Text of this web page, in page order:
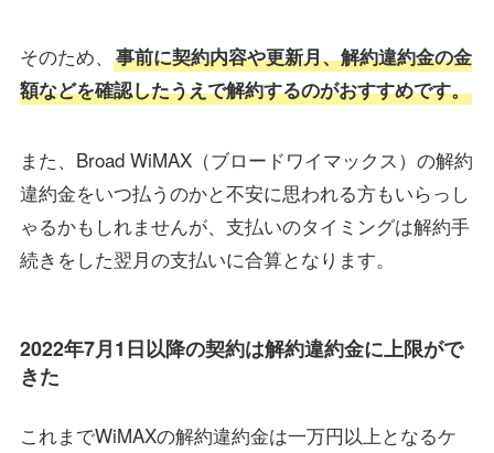
そのため、
事前に契約内容や更新月、解約違約金の金
額などを確認したうえで解約するのがおすすめです。
また、Broad WiMAX（ブロードワイマックス）の解約
違約金をいつ払うのかと不安に思われる方もいらっし
ゃるかもしれませんが、支払いのタイミングは解約手
続きをした翌月の支払いに合算となります。
2022年7月1日以降の契約は解約違約金に上限がで
きた
これまでWiMAXの解約違約金は一万円以上となるケ